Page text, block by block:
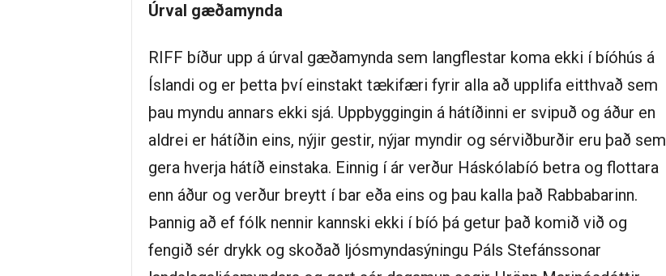
Úrval gæðamynda
RIFF bíður upp á úrval gæðamynda sem langflestar koma ekki í bíóhús á
Íslandi og er þetta því einstakt tækifæri fyrir alla að upplifa eitthvað sem
þau myndu annars ekki sjá. Uppbyggingin á hátíðinni er svipuð og áður en
aldrei er hátíðin eins, nýjir gestir, nýjar myndir og sérviðburðir eru það sem
gera hverja hátíð einstaka. Einnig í ár verður Háskólabíó betra og flottara
enn áður og verður breytt í bar eða eins og þau kalla það Rabbabarinn.
Þannig að ef fólk nennir kannski ekki í bíó þá getur það komið við og
fengið sér drykk og skoðað ljósmyndasýningu Páls Stefánssonar